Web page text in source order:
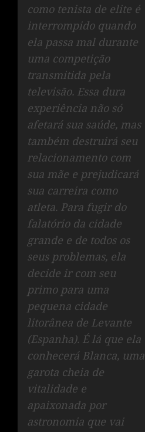
como tenista de elite é
interrompido quando
ela passa mal durante
uma competição
transmitida pela
televisão. Essa dura
experiência não só
afetará sua saúde, mas
também destruirá seu
relacionamento com
sua mãe e prejudicará
sua carreira como
atleta. Para fugir do
falatório da cidade
grande e de todos os
seus problemas, ela
decide ir com seu
primo para uma
pequena cidade
litorânea de Levante
(Espanha). É lá que ela
conhecerá Blanca, uma
garota cheia de
vitalidade e
apaixonada por
astronomia que vai